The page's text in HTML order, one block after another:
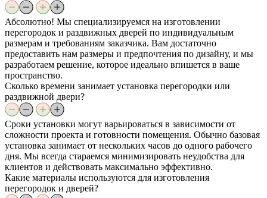
Абсолютно! Мы специализируемся на изготовлении
перегородок и раздвижных дверей по индивидуальным
размерам и требованиям заказчика. Вам достаточно
предоставить нам размеры и предпочтения по дизайну, и мы
разработаем решение, которое идеально впишется в ваше
пространство.
Сколько времени занимает установка перегородки или
раздвижной двери?
Сроки установки могут варьироваться в зависимости от
сложности проекта и готовности помещения. Обычно базовая
установка занимает от нескольких часов до одного рабочего
дня. Мы всегда стараемся минимизировать неудобства для
клиентов и действовать максимально эффективно.
Какие материалы используются для изготовления
перегородок и дверей?